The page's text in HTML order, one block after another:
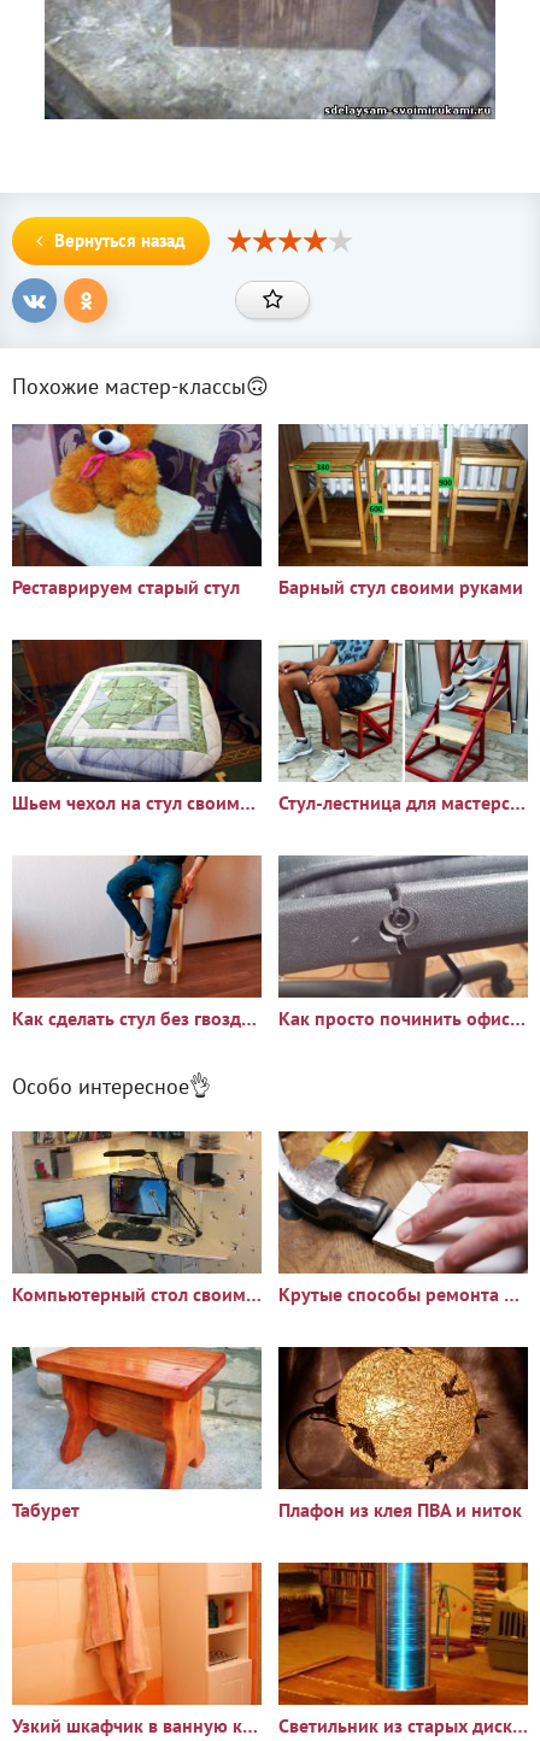
Вернуться назад
Похожие мастер-классы🙃
Реставрируем старый стул Барный стул своими руками
Шьем чехол на стул своими руками Стул-лестница для мастерской своими руками
Как сделать стул без гвоздей и клея при помощи пластиковых Как просто починить офисный стул
Особо интересное👌
Компьютерный стол своими руками Крутые способы ремонта мебели, о которых вы не знали
Табурет Плафон из клея ПВА и ниток
Узкий шкафчик в ванную комнату Светильник из старых дисков